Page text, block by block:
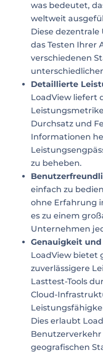
was bedeutet,
weltweit
Diese
das Testen Ihrer
verschiedenen
Detaillierte
LoadView liefert
Durchsatz und
Informationen
zu beheben.
einfach zu
ohne Erfahrung
es zu einem
Unternehmen
Genauigkeit
LoadView bietet
zuverlässigere
Lasttest-Tools
Cloud-
Dies erlaubt
geografischen